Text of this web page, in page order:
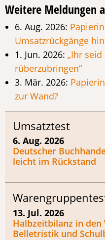
Weitere Meldungen
6. Aug. 2026:
Umsatzrückgänge
1. Jun. 2026: „Ihr
rüberzubringen“
3. Mär. 2026:
zur Wand?
Umsatztest
6. Aug. 2026
Deutscher
leicht im Rückstand
13. Jul. 2026
Halbzeitbilanz in den
Belletristik und